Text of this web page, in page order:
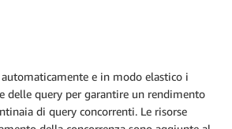
e in modo elastico i
delle query per garantire un rendimento
di query concorrenti. Le risorse